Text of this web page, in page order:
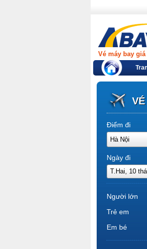
Vé máy bay
Điểm đi
Ngày đi
Người lớn
Trẻ em
Em bé